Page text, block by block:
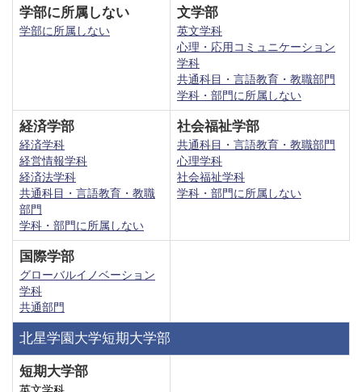
学部に所属しない
学部に所属しない
文学部
英文学科
心理・応用コミュニケーション
学科
共通科目・言語教育・教職部門
学科・部門に所属しない
経済学部
経済学科
経営情報学科
経済法学科
共通科目・言語教育・教職
部門
学科・部門に所属しない
社会福祉学部
共通科目・言語教育・教職部門
心理学科
社会福祉学科
学科・部門に所属しない
国際学部
グローバルイノベーション
学科
共通部門
北星学園大学短期大学部
短期大学部